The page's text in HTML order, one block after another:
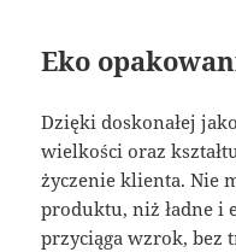
Eko
Dzięki doskonałej
wielkości oraz
życzenie klienta. Nie
produktu, niż ładne i
przyciąga wzrok, bez